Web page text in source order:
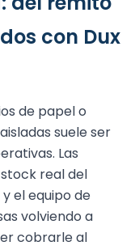
con Dux
suele ser
Las
real del
el equipo de
volviendo a
cobrarle al